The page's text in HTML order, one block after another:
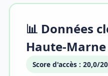
📊 Données
Haute-Marne
Score d'accès : 20,0/20